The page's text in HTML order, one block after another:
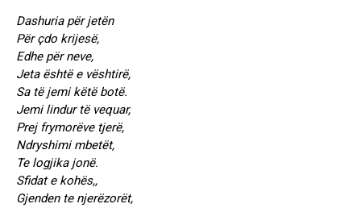
Dashuria për jetën
Për çdo krijesë,
Edhe për neve,
Jeta është e vështirë,
Sa të jemi këtë botë.
Jemi lindur të vequar,
Prej frymorëve tjerë,
Ndryshimi mbetët,
Te logjika jonë.
Sfidat e kohës,,
Gjenden te njerëzorët,